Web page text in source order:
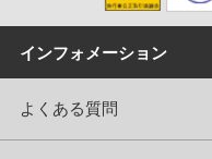
インフォメーション
よくある質問